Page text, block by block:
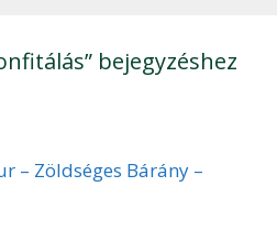
bejegyzéshez
– Zöldséges Bárány –